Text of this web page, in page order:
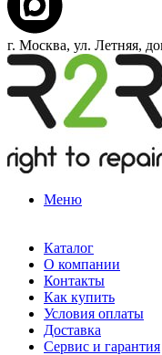
г. Москва, ул. Летняя,
Меню
Каталог
О компании
Контакты
Как купить
Условия оплаты
Доставка
Сервис и гарантия